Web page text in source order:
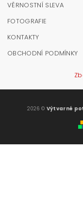
VĚRNOSTNÍ SLEVA
FOTOGRAFIE
KONTAKTY
OBCHODNÍ PODMÍNKY
2026 © Výtvarné